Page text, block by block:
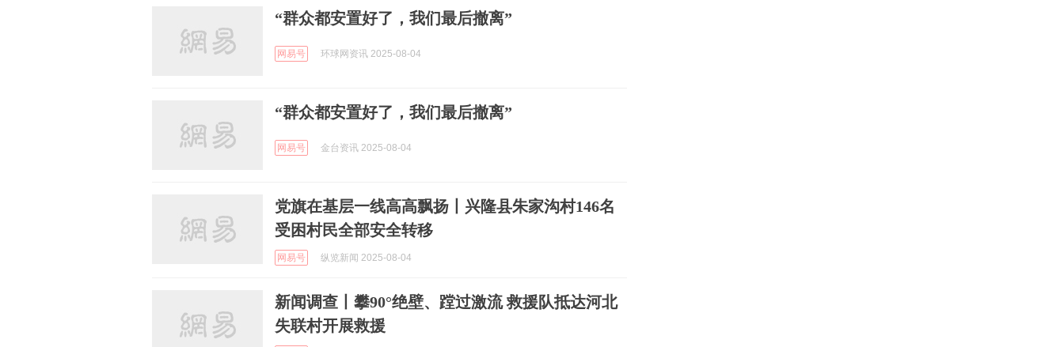
“群众都安置好了，我们最后撤离”
网易号 环球网资讯 2025-08-04
“群众都安置好了，我们最后撤离”
网易号 金台资讯 2025-08-04
党旗在基层一线高高飘扬丨兴隆县朱家沟村146名
受困村民全部安全转移
网易号 纵览新闻 2025-08-04
新闻调查丨攀90°绝壁、蹚过激流 救援队抵达河北
失联村开展救援